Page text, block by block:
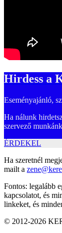
Hirdess a
Eseményajánló,
Ha nálunk
szervező
ÉRDEKEL
Ha szeretnél
mailt a
Fontos: legalább
kapcsolatot, és
linkeket, és
© 2012-2026